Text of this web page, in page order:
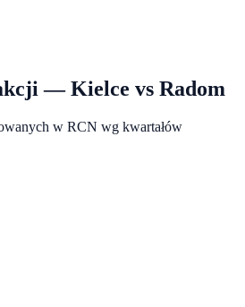
—Kielce vs Radom
w RCN wg kwartałów